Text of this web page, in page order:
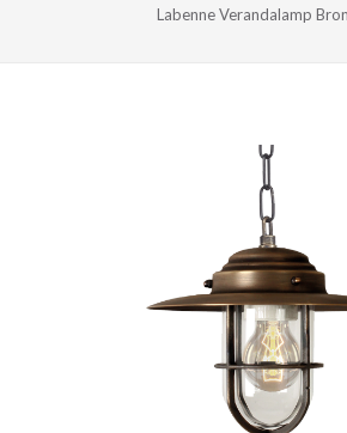
Labenne Verandalamp